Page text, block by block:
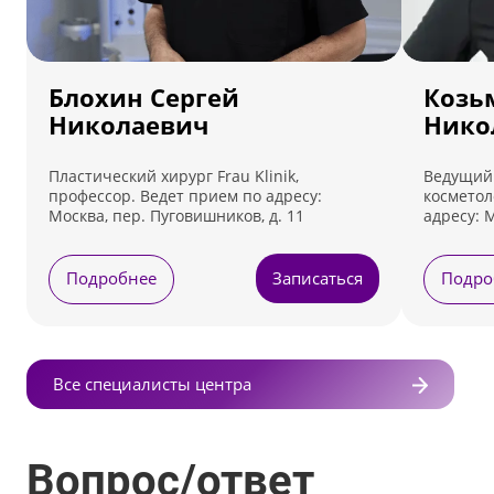
Блохин Сергей
Николаевич
Пластический хирург Frau Klinik,
профессор. Ведет прием по адресу:
Москва, пер. Пуговишников, д. 11
Подробнее Записаться
Ведущий
адресу:
Все специалисты центра
Вопрос/ответ